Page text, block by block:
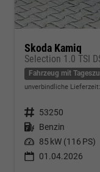
Skoda Kamiq
Selection 1.0 TSI
Fahrzeug mit
unverbindliche Lieferzeit:
Fahrzeugnr. 53250
Kraftstoff Benzin
Leistung 85 kW (116 PS)
01.04.2026